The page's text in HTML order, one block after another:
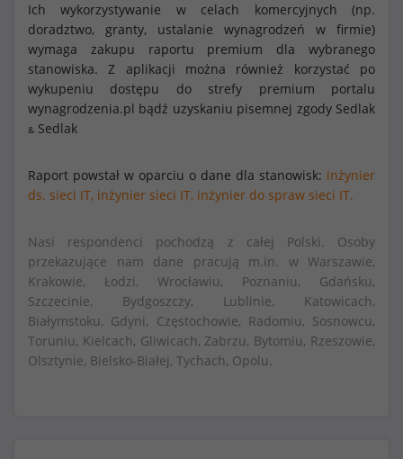
Ich wykorzystywanie w celach komercyjnych (np.
doradztwo, granty, ustalanie wynagrodzeń w firmie)
wymaga zakupu raportu premium dla wybranego
stanowiska. Z aplikacji można również korzystać po
wykupeniu dostępu do strefy premium portalu
wynagrodzenia.pl bądź uzyskaniu pisemnej zgody Sedlak
& Sedlak
Raport powstał w oparciu o dane dla stanowisk: inżynier
ds. sieci IT, inżynier sieci IT, inżynier do spraw sieci IT.
Nasi respondenci pochodzą z całej Polski. Osoby
przekazujące nam dane pracują m.in. w Warszawie,
Krakowie, Łodzi, Wrocławiu, Poznaniu, Gdańsku,
Szczecinie, Bydgoszczy, Lublinie, Katowicach,
Białymstoku, Gdyni, Częstochowie, Radomiu, Sosnowcu,
Toruniu, Kielcach, Gliwicach, Zabrzu, Bytomiu, Rzeszowie,
Olsztynie, Bielsko-Białej, Tychach, Opolu.